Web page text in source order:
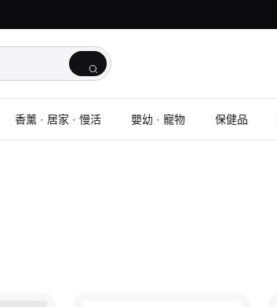
香薰 · 居家 · 慢活 嬰幼 · 寵物 保健品